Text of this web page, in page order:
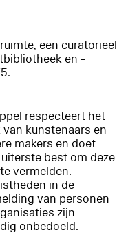
een curatorieel
en -
respecteert het
van kunstenaars en
makers en doet
best om deze
vermelden.
in de
van personen
zijn
onbedoeld.